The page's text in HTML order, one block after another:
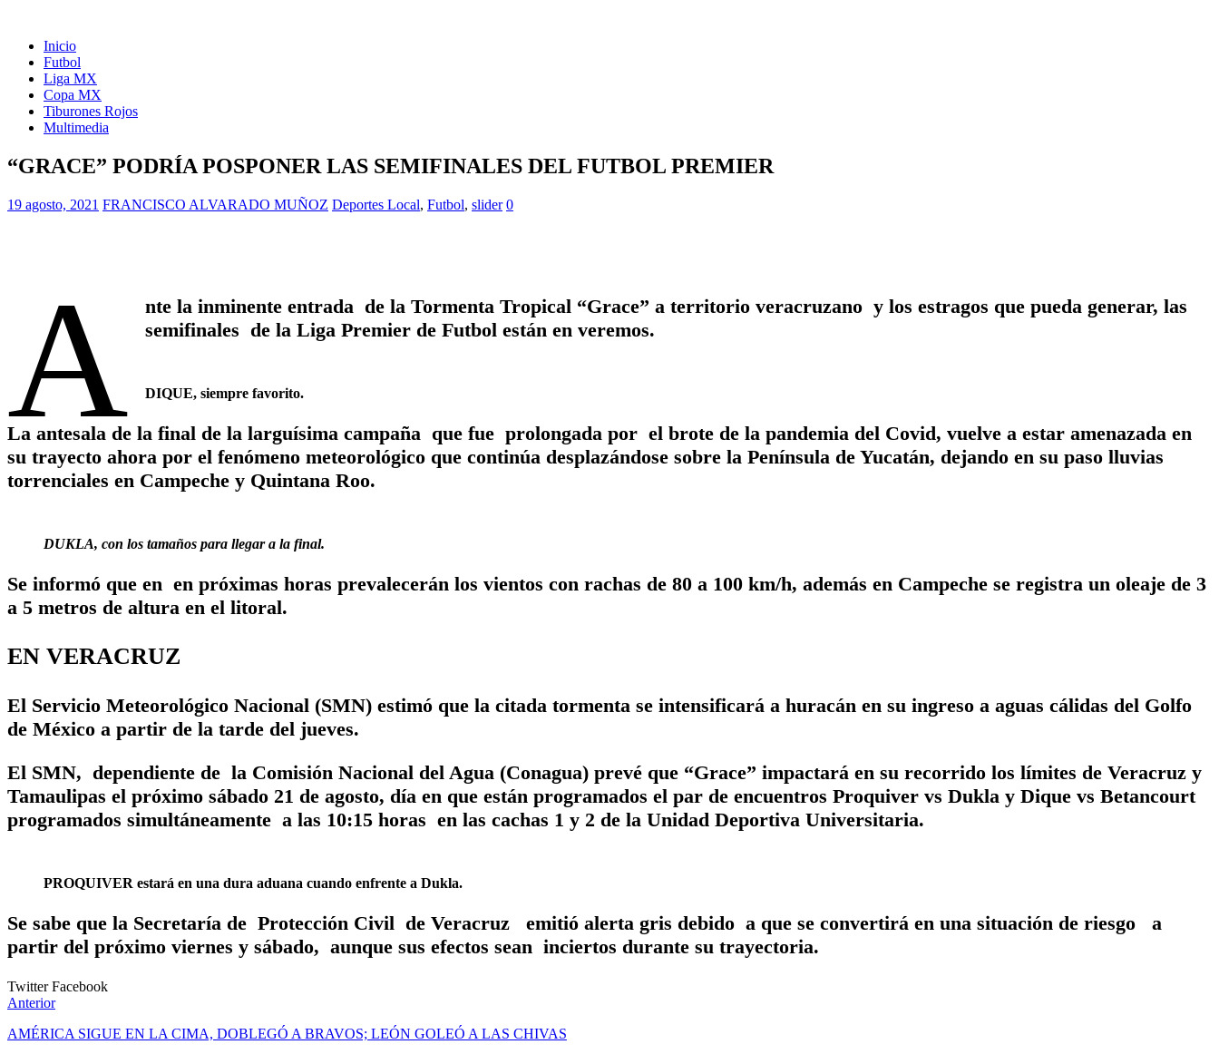
Inicio
Futbol
Liga MX
Copa MX
Tiburones Rojos
Multimedia
“GRACE” PODRÍA POSPONER LAS SEMIFINALES DEL FUTBOL PREMIER
19 agosto, 2021 FRANCISCO ALVARADO MUÑOZ Deportes Local, Futbol, slider 0
A
nte la inminente entrada de la Tormenta Tropical “Grace” a territorio veracruzano y los estragos que pueda generar, las
semifinales de la Liga Premier de Futbol están en veremos.
DIQUE, siempre favorito.
La antesala de la final de la larguísima campaña que fue prolongada por el brote de la pandemia del Covid, vuelve a estar amenazada en
su trayecto ahora por el fenómeno meteorológico que continúa desplazándose sobre la Península de Yucatán, dejando en su paso lluvias
torrenciales en Campeche y Quintana Roo.
DUKLA, con los tamaños para llegar a la final.
Se informó que en en próximas horas prevalecerán los vientos con rachas de 80 a 100 km/h, además en Campeche se registra un oleaje de 3
a 5 metros de altura en el litoral.
EN VERACRUZ
El Servicio Meteorológico Nacional (SMN) estimó que la citada tormenta se intensificará a huracán en su ingreso a aguas cálidas del Golfo
de México a partir de la tarde del jueves.
El SMN, dependiente de la Comisión Nacional del Agua (Conagua) prevé que “Grace” impactará en su recorrido los límites de Veracruz y
Tamaulipas el próximo sábado 21 de agosto, día en que están programados el par de encuentros Proquiver vs Dukla y Dique vs Betancourt
programados simultáneamente a las 10:15 horas en las cachas 1 y 2 de la Unidad Deportiva Universitaria.
PROQUIVER estará en una dura aduana cuando enfrente a Dukla.
Se sabe que la Secretaría de Protección Civil de Veracruz emitió alerta gris debido a que se convertirá en una situación de riesgo a
partir del próximo viernes y sábado, aunque sus efectos sean inciertos durante su trayectoria.
TwitterFacebook
Anterior
AMÉRICA SIGUE EN LA CIMA, DOBLEGÓ A BRAVOS; LEÓN GOLEÓ A LAS CHIVAS